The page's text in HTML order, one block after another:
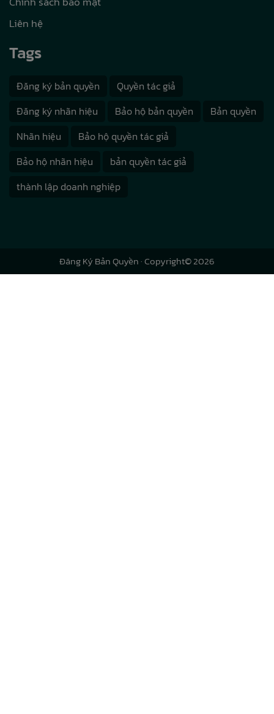
Liên hệ
Tags
Đăng ký bản quyền
Quyền tác giả
Đăng ký nhãn hiệu
Bảo hộ bản quyền
Bản quyền
Nhãn hiệu
Bảo hộ quyền tác giả
Bảo hộ nhãn hiệu
bản quyền tác giả
thành lập doanh nghiệp
Đăng Ký Bản Quyền· Copyright© 2026